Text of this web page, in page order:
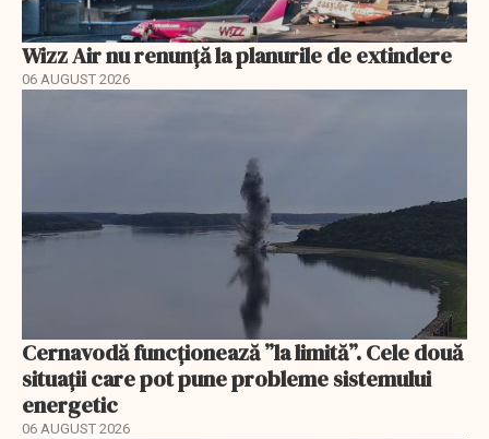
Wizz Air nu renunță la planurile de extindere
06 AUGUST 2026
Cernavodă funcționează ”la limită”. Cele două
situații care pot pune probleme sistemului
energetic
06 AUGUST 2026